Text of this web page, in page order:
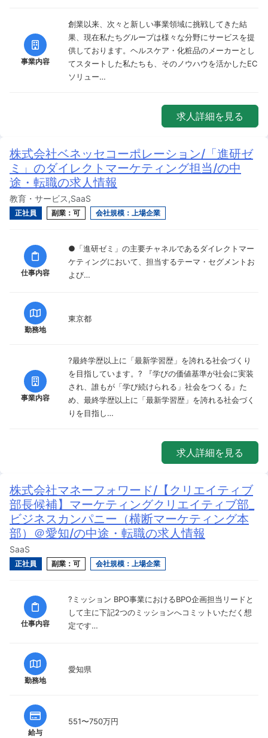
事業内容
創業以来、次々と新しい事業領域に挑戦してきた結
果、現在私たちグループは様々な分野にサービスを提
供しております。ヘルスケア・化粧品のメーカーとし
てスタートした私たちも、そのノウハウを活かしたEC
ソリュー…
求人詳細を見る
株式会社ベネッセコーポレーション/「進研ゼ
ミ」のダイレクトマーケティング担当/の中
途・転職の求人情報
教育・サービス,SaaS
正社員 副業：可 会社規模：上場企業
仕事内容
●「進研ゼミ」の主要チャネルであるダイレクトマー
ケティングにおいて、担当するテーマ・セグメントお
よび…
勤務地
東京都
事業内容
?最終学歴以上に「最新学習歴」を誇れる社会づくり
を目指しています。? 『学びの価値基準が社会に実装
され、誰もが「学び続けられる」社会をつくる』た
め、最終学歴以上に「最新学習歴」を誇れる社会づく
りを目指し…
求人詳細を見る
株式会社マネーフォワード/【クリエイティブ
部長候補】マーケティングクリエイティブ部_
ビジネスカンパニー（横断マーケティング本
部）＠愛知/の中途・転職の求人情報
SaaS
正社員 副業：可 会社規模：上場企業
仕事内容
?ミッション BPO事業におけるBPO企画担当リードと
して主に下記2つのミッションへコミットいただく想
定です…
勤務地
愛知県
給与
551〜750万円